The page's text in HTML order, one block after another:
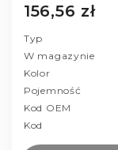
156,56 zł
Typ
W magazynie
Kolor
Pojemność
Kod OEM
Kod